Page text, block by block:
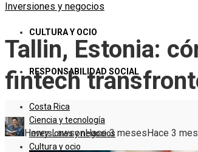
CULTURA Y OCIO
RESPONSABILIDAD SOCIAL
Costa Rica
Ciencia y tecnología
Inversiones y negocios
Cultura y ocio
Inversiones y negocios
Tallin, Estonia:
fintech
Henry LawsonHace 3 meses Hace 3